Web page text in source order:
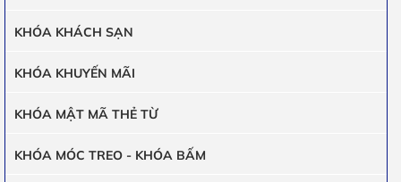
KHÓA KHÁCH SẠN
KHÓA KHUYẾN MÃI
KHÓA MẬT MÃ THẺ TỪ
KHÓA MÓC TREO - KHÓA BẤM